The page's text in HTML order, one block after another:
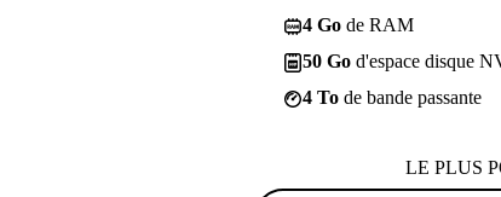
4 Go de RAM
50 Go d'espace disque
4 To de bande passante
LE PLUS